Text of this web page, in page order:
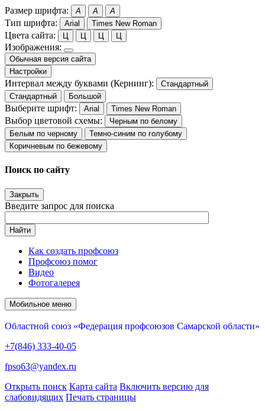
Размер шрифта: A A A
Тип шрифта: Arial Times New Roman
Цвета сайта: Ц Ц Ц Ц
Изображения:
Обычная версия сайта
Настройки
Интервал между буквами (Кернинг):
Стандартный
Стандартный
Большой
Выберите шрифт: Arial Times New Roman
Выбор цветовой схемы:
Черным по белому
Белым по черному
Темно-синим по голубому
Коричневым по бежевому
Поиск по сайту
Закрыть
Введите запрос для поиска
Найти
Как создать профсоюз
Профсоюз помог
Видео
Фотогалерея
Мобильное меню
Областной союз «Федерация профсоюзов Самарской области»
+7(846) 333-40-05
fpso63@yandex.ru
Открыть поиск Карта сайта Включить версию для
слабовидящих Печать страницы